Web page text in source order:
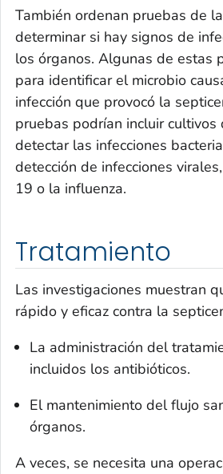
También ordenan pruebas de
determinar si hay signos de
los órganos. Algunas de estas
para identificar el microbio
infección que provocó la
pruebas podrían incluir cultivos
detectar las infecciones
detección de infecciones
19 o la influenza.
Tratamiento
Las investigaciones muestran
rápido y eficaz contra la
La administración del
incluidos los antibióticos.
El mantenimiento del flujo
órganos.
A veces, se necesita una